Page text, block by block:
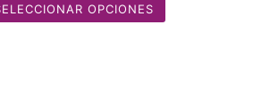
OPCIONES